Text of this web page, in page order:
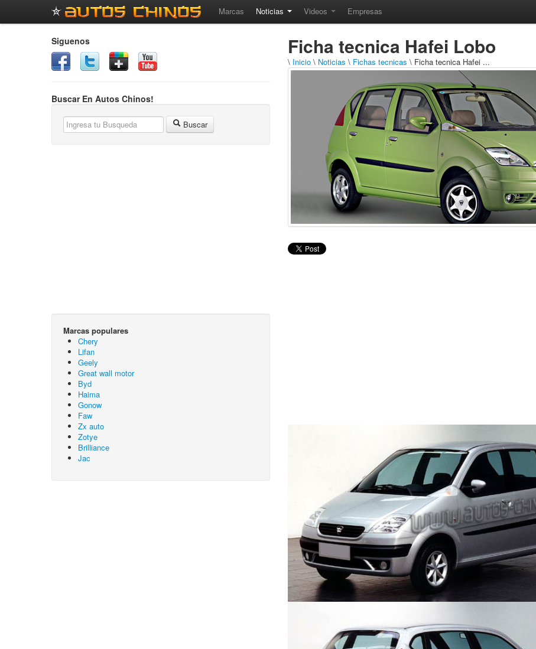
Marcas Noticias Videos Empresas
Siguenos
Buscar En Autos Chinos!
Buscar
Marcas populares
Chery
Lifan
Geely
Great wall motor
Byd
Haima
Gonow
Faw
Zx auto
Zotye
Brilliance
Jac
Ficha tecnica Hafei Lobo
\ Inicio \ Noticias \ Fichas tecnicas \ Ficha tecnica Hafei ...